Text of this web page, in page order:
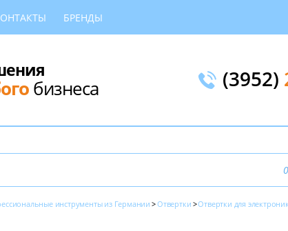
БРЕНДЫ
бизнеса (3952)
инструменты из Германии Отвертки
Отвертки для